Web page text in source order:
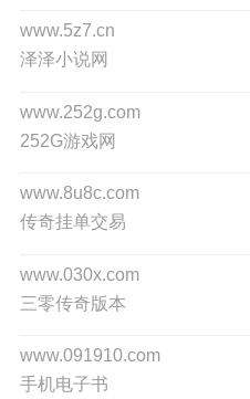
www.5z7.cn
泽泽小说网
www.252g.com
252G游戏网
www.8u8c.com
传奇挂单交易
www.030x.com
三零传奇版本
www.091910.com
手机电子书